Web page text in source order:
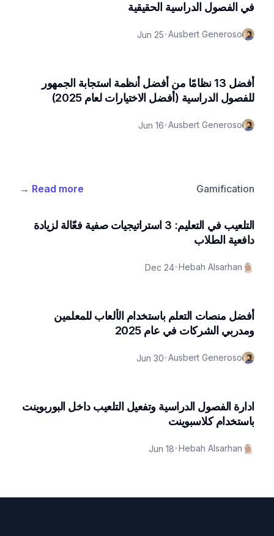
في الفصول الدراسية الحقيقية
Ausbert Generoso
•
Jun 25
أفضل 13 نظامًا من أفضل أنظمة استجابة الجمهور
للفصول الدراسية (أفضل الاختيارات لعام 2025)
Ausbert Generoso
•
Jun 16
Gamification
Read more
→
التلعيب في التعليم: 3 استراتيجيات صفية فعّالة لزيادة
دافعية الطلاب
Hebah Alsarhan
•
Dec 24
أفضل منصات التعلم باستخدام الألعاب للمعلمين
ومدربي الشركات في عام 2025
Ausbert Generoso
•
Jun 30
ادارة الفصول الدراسية وتفعيل التلعيب داخل البوربوينت
باستخدام كلاسبوينت
Hebah Alsarhan
•
Jun 18